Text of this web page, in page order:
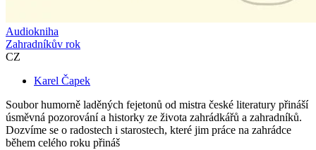
Audiokniha
Zahradníkův rok
CZ
Karel Čapek
Soubor humorně laděných fejetonů od mistra české literatury přináší
úsměvná pozorování a historky ze života zahrádkářů a zahradníků.
Dozvíme se o radostech i starostech, které jim práce na zahrádce
během celého roku přináš